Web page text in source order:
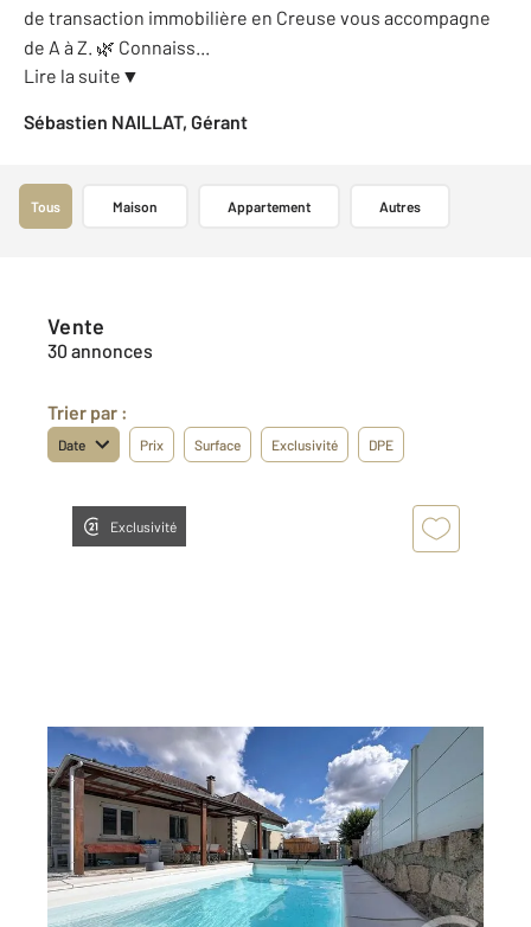
de transaction immobilière en Creuse vous accompagne
de A à Z. 🌿 Connaiss...
Lire la suite ▼
Sébastien NAILLAT, Gérant
Tous Maison Appartement Autres
Vente
30 annonces
Trier par :
Date Prix Surface Exclusivité DPE
Exclusivité
GUERET 23
166 m2, 8 pièces
Ref : 3894
Maison à vendre
235 000 €